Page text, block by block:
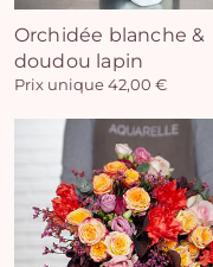
Orchidée blanche &
doudou lapin
Prix unique 42,00 €